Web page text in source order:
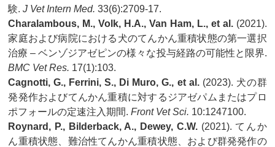
験.J Vet Intern Med. 33(6):2709-17.
Charalambous, M., Volk, H.A., Van Ham, L., et al.(2021).
家庭および病院における犬のてんかん重積状態の第一選択
治療 – ベンゾジアゼピンの様々な投与経路の可能性と限界.
BMC Vet Res. 17(1):103.
Cagnotti, G., Ferrini, S., Di Muro, G., et al.(2023). 犬の群
発発作およびてんかん重積に対するジアゼパムまたはプロ
ポフォールの定速注入期間.Front Vet Sci. 10:1247100.
Roynard, P., Bilderback, A., Dewey, C.W.(2021). てんか
ん重積状態、難治性てんかん重積状態、および群発発作の